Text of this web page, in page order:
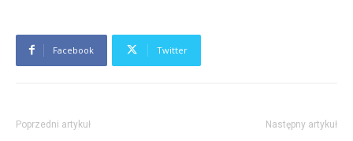
Facebook Twitter
Poprzedni artykuł Następny artykuł